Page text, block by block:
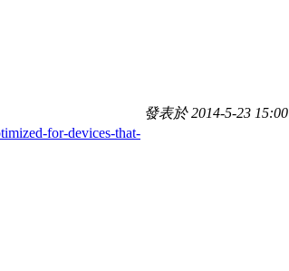
發表於 2014-5-23 15:00
for-devices-that-